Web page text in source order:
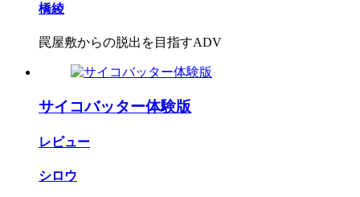
橋綾
罠屋敷からの脱出を目指すADV
サイコバッター体験版
レビュー
シロウ